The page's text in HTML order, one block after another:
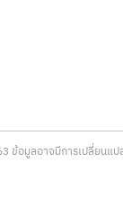
อมูลอาจมีการเปลี่ยนแป